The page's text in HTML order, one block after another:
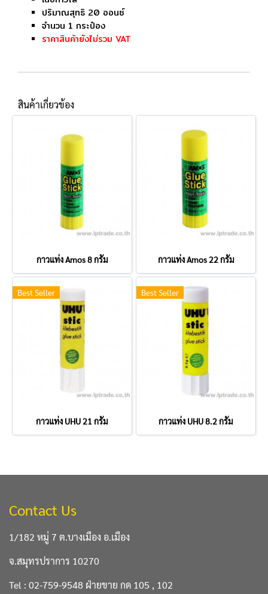
ปริมาณสุทธิ 20 ออนซ์
จำนวน 1 กระป๋อง
ราคาสินค้ายังไม่รวม VAT
สินค้าเกี่ยวข้อง
กาวแท่ง Amos 8 กรัม กาวแท่ง Amos 22 กรัม
Best Seller
กาวแท่ง UHU 21 กรัม
Best Seller
กาวแท่ง UHU 8.2 กรัม
Contact Us
1/182 หมู่ 7 ต.บางเมือง อ.เมือง
จ.สมุทรปราการ 10270
Tel : 02-759-9548 ฝ่ายขาย กด 105 , 102